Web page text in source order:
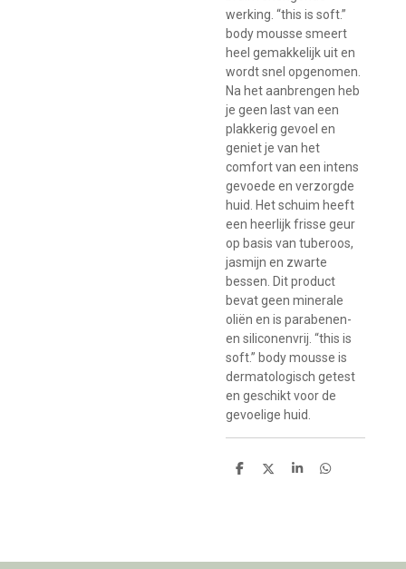
werking. “this is soft.”
body mousse smeert
heel gemakkelijk uit en
wordt snel opgenomen.
Na het aanbrengen heb
je geen last van een
plakkerig gevoel en
geniet je van het
comfort van een intens
gevoede en verzorgde
huid. Het schuim heeft
een heerlijk frisse geur
op basis van tuberoos,
jasmijn en zwarte
bessen. Dit product
bevat geen minerale
oliën en is parabenen-
en siliconenvrij. “this is
soft.” body mousse is
dermatologisch getest
en geschikt voor de
gevoelige huid.
D
D
S
D